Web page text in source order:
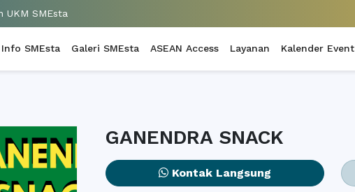
UKM SMEsta
Info SMEsta Galeri SMEsta ASEAN Access Layanan Kalender Event
GANENDRA SNACK
Kontak Langsung